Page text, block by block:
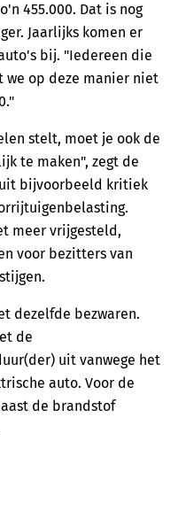
455.000. Dat is nog
Jaarlijks komen er
bij. "Iedereen die
we op deze manier niet
stelt, moet je ook de
te maken", zegt de
uit bijvoorbeeld kritiek
meer vrijgesteld,
voor bezitters van
dezelfde bezwaren.
de
uit vanwege het
auto. Voor de
de brandstof